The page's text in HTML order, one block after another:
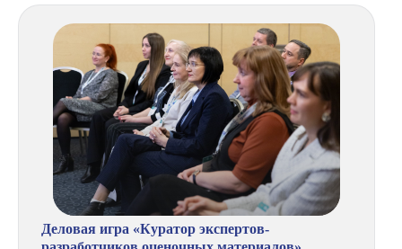
Деловая игра «Куратор экспертов-